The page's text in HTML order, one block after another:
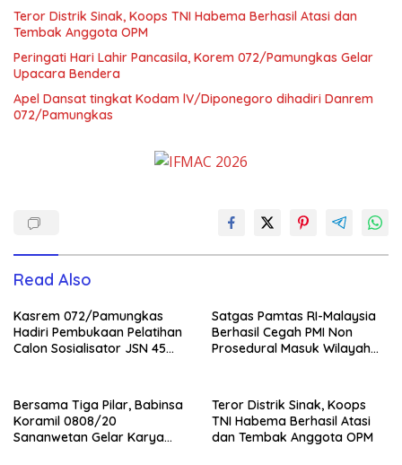
Teror Distrik Sinak, Koops TNI Habema Berhasil Atasi dan
Tembak Anggota OPM
Peringati Hari Lahir Pancasila, Korem 072/Pamungkas Gelar
Upacara Bendera
Apel Dansat tingkat Kodam lV/Diponegoro dihadiri Danrem
072/Pamungkas
Read Also
Kasrem 072/Pamungkas
Hadiri Pembukaan Pelatihan
Calon Sosialisator JSN 45
Satgas Pamtas RI-Malaysia
Berhasil Cegah PMI Non
Prosedural Masuk Wilayah
Bersama Tiga Pilar, Babinsa
Koramil 0808/20
Sananwetan Gelar Karya
Teror Distrik Sinak, Koops
TNI Habema Berhasil Atasi
dan Tembak Anggota OPM